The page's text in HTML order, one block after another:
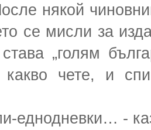
някой
се мисли за
„голям
какво чете, и
еднодневки… -